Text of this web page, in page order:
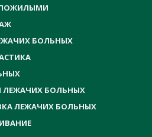
БОЛЬНЫХ
ЛЕЖАЧИХ БОЛЬНЫХ
ЛЕЖАЧИХ БОЛЬНЫХ